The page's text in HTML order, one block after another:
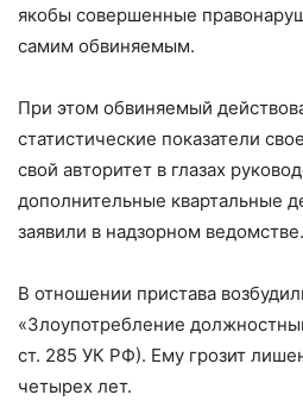
якобы совершенные
самим обвиняемым.
При этом обвиняемый
статистические показатели
свой авторитет в глазах
дополнительные квартальные
заявили в надзорном ведомстве.
В отношении пристава
«Злоупотребление
ст. 285 УК РФ). Ему грозит
четырех лет.